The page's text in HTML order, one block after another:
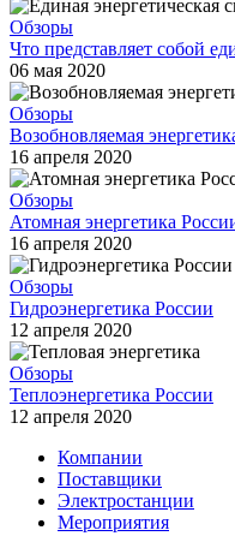
Обзоры
Что представляет собой
06 мая 2020
Обзоры
Возобновляемая
16 апреля 2020
Обзоры
Атомная энергетика
16 апреля 2020
Обзоры
Гидроэнергетика России
12 апреля 2020
Обзоры
Теплоэнергетика России
12 апреля 2020
Компании
Поставщики
Электростанции
Мероприятия